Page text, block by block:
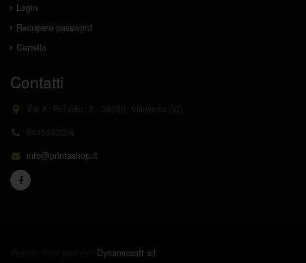
Login
Recupera password
Carrello
Contatti
info@printashop.it
Dynamicsoft srl